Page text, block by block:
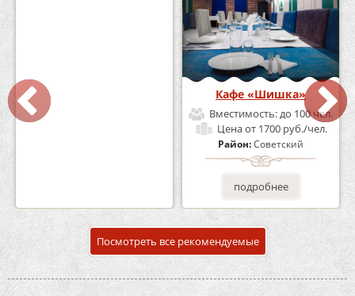
Кафе-Бар Бермуды
Вместимость:
Кафе «Шишка»
Вместимость:до 100 чел.
Ценаот 1700 руб./чел.
Район:Советский
подробнее
Посмотреть все рекомендуемые